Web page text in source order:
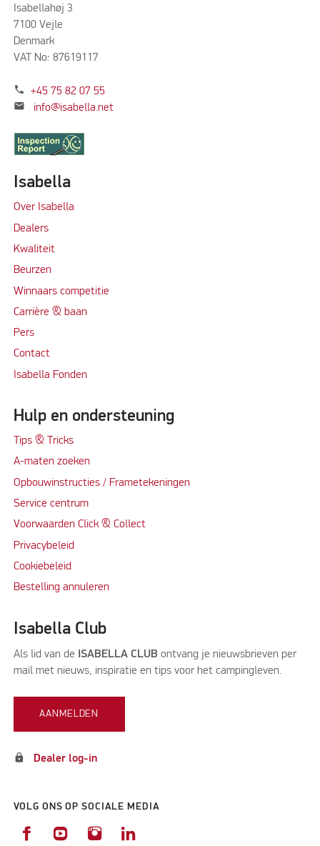
Isabellahøj 3
7100 Vejle
Denmark
VAT No: 87619117
phone +45 75 82 07 55
mail info@isabella.net
Isabella
Over Isabella
Dealers
Kwaliteit
Beurzen
Winnaars competitie
Carrière & baan
Pers
Contact
Isabella Fonden
Hulp en ondersteuning
Tips & Tricks
A-maten zoeken
Opbouwinstructies / Frametekeningen
Service centrum
Voorwaarden Click & Collect
Privacybeleid
Cookiebeleid
Bestelling annuleren
Isabella Club
Als lid van de ISABELLA CLUB ontvang je nieuwsbrieven per
mail met nieuws, inspiratie en tips voor het campingleven.
AANMELDEN
lock Dealer log-in
VOLG ONS OP SOCIALE MEDIA